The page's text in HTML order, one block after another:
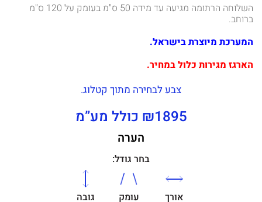
השלוחה הרתומה מגיעה עד מידה 50 ס"מ בעומק על 120 ס"מ
ברוחב.
המערכת מיוצרת בישראל.
הארגז מגירות כלול במחיר.
צבע לבחירה מתוך קטלוג.
₪1895 כולל מע”מ
הערה
בחר גודל:
אורך עומק גובה